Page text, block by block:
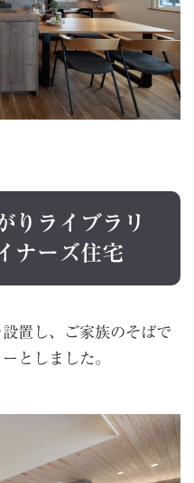
りライブラリ
ナーズ住宅
置し、ご家族のそばで
としました。